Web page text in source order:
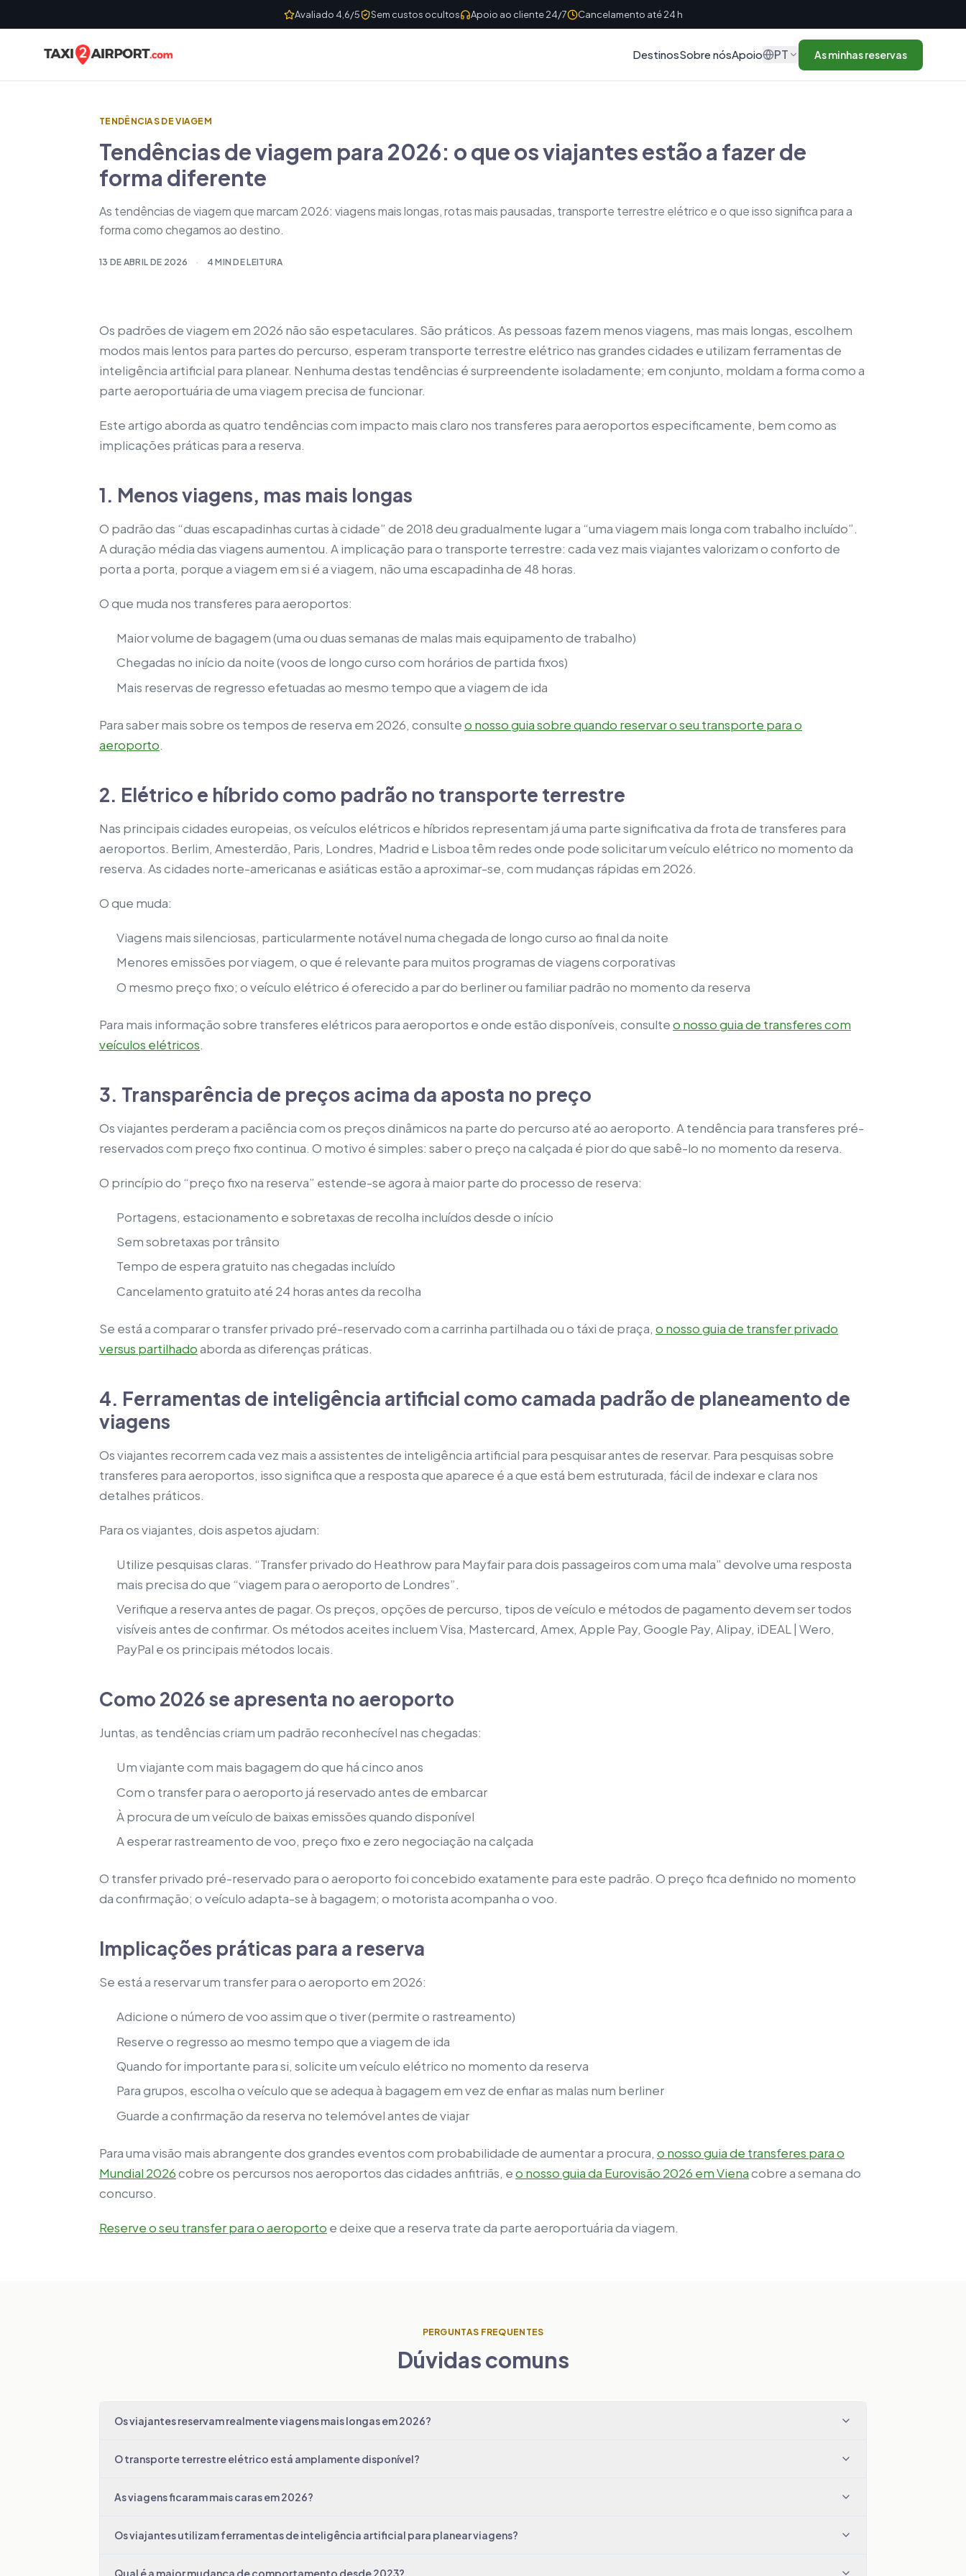
Avaliado 4,6/5 Sem custos ocultos Apoio ao cliente 24/7 Cancelamento até 24 h
DestinosSobre nósApoio PT As minhas reservas
TENDÊNCIAS DE VIAGEM
Tendências de viagem para 2026: o que os viajantes estão a fazer de
forma diferente
As tendências de viagem que marcam 2026: viagens mais longas, rotas mais pausadas, transporte terrestre elétrico e o que isso significa para a
forma como chegamos ao destino.
13 DE ABRIL DE 2026 · 4 MIN DE LEITURA
Os padrões de viagem em 2026 não são espetaculares. São práticos. As pessoas fazem menos viagens, mas mais longas, escolhem
modos mais lentos para partes do percurso, esperam transporte terrestre elétrico nas grandes cidades e utilizam ferramentas de
inteligência artificial para planear. Nenhuma destas tendências é surpreendente isoladamente; em conjunto, moldam a forma como a
parte aeroportuária de uma viagem precisa de funcionar.
Este artigo aborda as quatro tendências com impacto mais claro nos transferes para aeroportos especificamente, bem como as
implicações práticas para a reserva.
1. Menos viagens, mas mais longas
O padrão das “duas escapadinhas curtas à cidade” de 2018 deu gradualmente lugar a “uma viagem mais longa com trabalho incluído”.
A duração média das viagens aumentou. A implicação para o transporte terrestre: cada vez mais viajantes valorizam o conforto de
porta a porta, porque a viagem em si é a viagem, não uma escapadinha de 48 horas.
O que muda nos transferes para aeroportos:
Maior volume de bagagem (uma ou duas semanas de malas mais equipamento de trabalho)
Chegadas no início da noite (voos de longo curso com horários de partida fixos)
Mais reservas de regresso efetuadas ao mesmo tempo que a viagem de ida
Para saber mais sobre os tempos de reserva em 2026, consulteo nosso guia sobre quando reservar o seu transporte para o
aeroporto.
2. Elétrico e híbrido como padrão no transporte terrestre
Nas principais cidades europeias, os veículos elétricos e híbridos representam já uma parte significativa da frota de transferes para
aeroportos. Berlim, Amesterdão, Paris, Londres, Madrid e Lisboa têm redes onde pode solicitar um veículo elétrico no momento da
reserva. As cidades norte-americanas e asiáticas estão a aproximar-se, com mudanças rápidas em 2026.
O que muda:
Viagens mais silenciosas, particularmente notável numa chegada de longo curso ao final da noite
Menores emissões por viagem, o que é relevante para muitos programas de viagens corporativas
O mesmo preço fixo; o veículo elétrico é oferecido a par do berliner ou familiar padrão no momento da reserva
Para mais informação sobre transferes elétricos para aeroportos e onde estão disponíveis, consulteo nosso guia de transferes com
veículos elétricos.
3. Transparência de preços acima da aposta no preço
Os viajantes perderam a paciência com os preços dinâmicos na parte do percurso até ao aeroporto. A tendência para transferes pré-
reservados com preço fixo continua. O motivo é simples: saber o preço na calçada é pior do que sabê-lo no momento da reserva.
O princípio do “preço fixo na reserva” estende-se agora à maior parte do processo de reserva:
Portagens, estacionamento e sobretaxas de recolha incluídos desde o início
Sem sobretaxas por trânsito
Tempo de espera gratuito nas chegadas incluído
Cancelamento gratuito até 24 horas antes da recolha
Se está a comparar o transfer privado pré-reservado com a carrinha partilhada ou o táxi de praça, o nosso guia de transfer privado
versus partilhadoaborda as diferenças práticas.
4. Ferramentas de inteligência artificial como camada padrão de planeamento de
viagens
Os viajantes recorrem cada vez mais a assistentes de inteligência artificial para pesquisar antes de reservar. Para pesquisas sobre
transferes para aeroportos, isso significa que a resposta que aparece é a que está bem estruturada, fácil de indexar e clara nos
detalhes práticos.
Para os viajantes, dois aspetos ajudam:
Utilize pesquisas claras. “Transfer privado do Heathrow para Mayfair para dois passageiros com uma mala” devolve uma resposta
mais precisa do que “viagem para o aeroporto de Londres”.
Verifique a reserva antes de pagar. Os preços, opções de percurso, tipos de veículo e métodos de pagamento devem ser todos
visíveis antes de confirmar. Os métodos aceites incluem Visa, Mastercard, Amex, Apple Pay, Google Pay, Alipay, iDEAL | Wero,
PayPal e os principais métodos locais.
Como 2026 se apresenta no aeroporto
Juntas, as tendências criam um padrão reconhecível nas chegadas:
Um viajante com mais bagagem do que há cinco anos
Com o transfer para o aeroporto já reservado antes de embarcar
À procura de um veículo de baixas emissões quando disponível
A esperar rastreamento de voo, preço fixo e zero negociação na calçada
O transfer privado pré-reservado para o aeroporto foi concebido exatamente para este padrão. O preço fica definido no momento
da confirmação; o veículo adapta-se à bagagem; o motorista acompanha o voo.
Implicações práticas para a reserva
Se está a reservar um transfer para o aeroporto em 2026:
Adicione o número de voo assim que o tiver (permite o rastreamento)
Reserve o regresso ao mesmo tempo que a viagem de ida
Quando for importante para si, solicite um veículo elétrico no momento da reserva
Para grupos, escolha o veículo que se adequa à bagagem em vez de enfiar as malas num berliner
Guarde a confirmação da reserva no telemóvel antes de viajar
Para uma visão mais abrangente dos grandes eventos com probabilidade de aumentar a procura, o nosso guia de transferes para o
Mundial 2026cobre os percursos nos aeroportos das cidades anfitriãs, eo nosso guia da Eurovisão 2026 em Vienacobre a semana do
concurso.
Reserve o seu transfer para o aeroporto e deixe que a reserva trate da parte aeroportuária da viagem.
PERGUNTAS FREQUENTES
Dúvidas comuns
Os viajantes reservam realmente viagens mais longas em 2026?
O transporte terrestre elétrico está amplamente disponível?
As viagens ficaram mais caras em 2026?
Os viajantes utilizam ferramentas de inteligência artificial para planear viagens?
Qual é a maior mudança de comportamento desde 2023?